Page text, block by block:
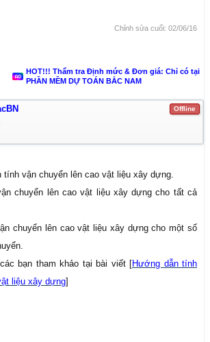
Chỉnh sửa cuối: 02/06/16
HOT!!! Thẩm tra Định mức & Đơn giá: Chỉ có tại
PHẦN MỀM DỰ TOÁN BẮC NAM
Offline
tính vận chuyển lên cao vật liệu xây dựng.
chuyển lên cao vật liệu xây dựng cho tất cả
chuyển lên cao vật liệu xây dựng cho một số
bạn tham khảo tại bài viết [Hướng dẫn tính
liệu xây dựng]